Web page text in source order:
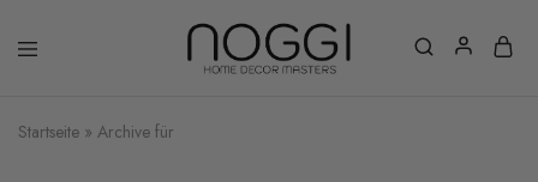
Startseite » Archive für